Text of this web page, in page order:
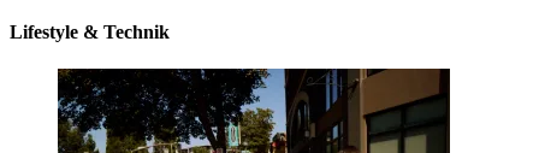
Lifestyle & Technik